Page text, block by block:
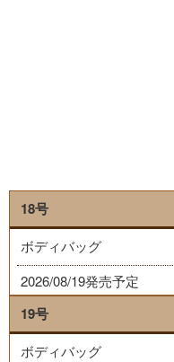
18号
ボディバッグ
2026/08/19発売予定
19号
ボディバッグ